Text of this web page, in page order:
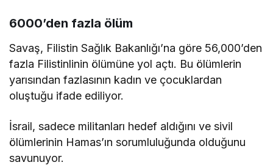
6000’den fazla ölüm
Savaş, Filistin Sağlık Bakanlığı’na göre 56,000’den
fazla Filistinlinin ölümüne yol açtı. Bu ölümlerin
yarısından fazlasının kadın ve çocuklardan
oluştuğu ifade ediliyor.
İsrail, sadece militanları hedef aldığını ve sivil
ölümlerinin Hamas’ın sorumluluğunda olduğunu
savunuyor.